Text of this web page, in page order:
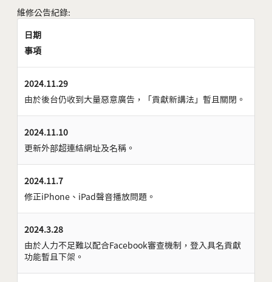
維修公告紀錄:
日期
事項
2024.11.29
由於後台仍收到大量惡意廣告，「貢獻新講法」暫且關閉。
2024.11.10
更新外部超連結網址及名稱。
2024.11.7
修正iPhone、iPad聲音播放問題。
2024.3.28
由於人力不足難以配合Facebook審查機制，登入具名貢獻
功能暫且下架。